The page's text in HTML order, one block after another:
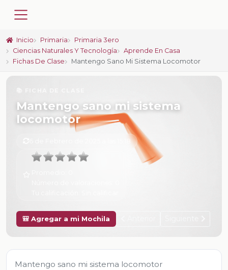
Inicio Primaria
Primaria 3ero
Ciencias Naturales Y Tecnología
Aprende En Casa
Fichas De Clase
Mantengo Sano Mi Sistema Locomotor
Mantengo sano mi sistema
locomotor
6 de Febrero de 2025 a las 15:18
🎒 Agregar a mi Mochila
Mantengo sano mi sistema locomotor